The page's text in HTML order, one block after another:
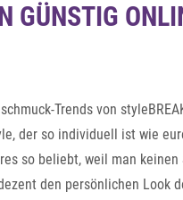
GÜNSTIG
Trends von
der so individuell ist wie
so beliebt, weil man
den persönlichen Look